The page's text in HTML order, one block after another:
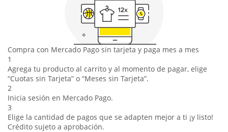
Compra con Mercado Pago sin tarjeta y paga mes a mes
1
Agrega tu producto al carrito y al momento de pagar, elige
“Cuotas sin Tarjeta” o “Meses sin Tarjeta”.
2
Inicia sesión en Mercado Pago.
3
Elige la cantidad de pagos que se adapten mejor a ti ¡y listo!
Crédito sujeto a aprobación.